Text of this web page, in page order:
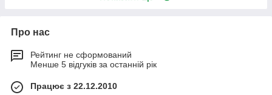
Про нас
Рейтинг не сформований
Менше 5 відгуків за останній рік
Працює з 22.12.2010